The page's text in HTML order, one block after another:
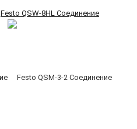
Festo QSW-8HL Соединение